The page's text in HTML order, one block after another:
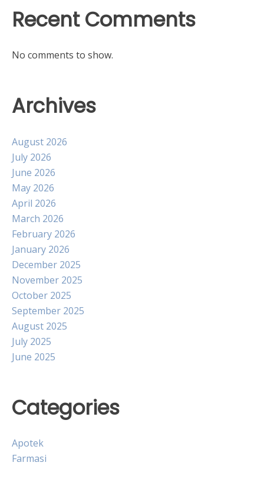
Recent Comments
No comments to show.
Archives
August 2026
July 2026
June 2026
May 2026
April 2026
March 2026
February 2026
January 2026
December 2025
November 2025
October 2025
September 2025
August 2025
July 2025
June 2025
Categories
Apotek
Farmasi